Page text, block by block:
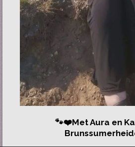
🐾❤️Met Aura en